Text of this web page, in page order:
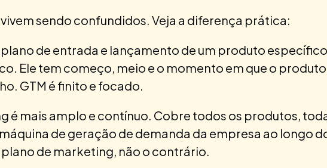
sendo confundidos. Veja a diferença prática:
de entrada e lançamento de um produto
Ele tem começo, meio e o momento em que o
GTM é finito e focado.
é mais amplo e contínuo. Cobre todos os produtos,
de geração de demanda da empresa ao longo
plano de marketing, não o contrário.